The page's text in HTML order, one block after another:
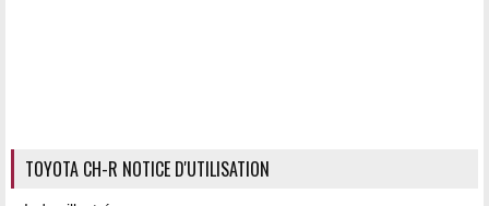
TOYOTA CH-R NOTICE D'UTILISATION